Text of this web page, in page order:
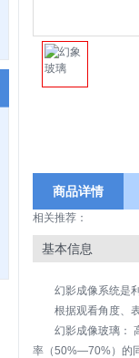
商品详情
相关推荐：
基本信息
幻影成像系统是
根据观看角度、
幻影成像玻璃：
率（50%—70%）的